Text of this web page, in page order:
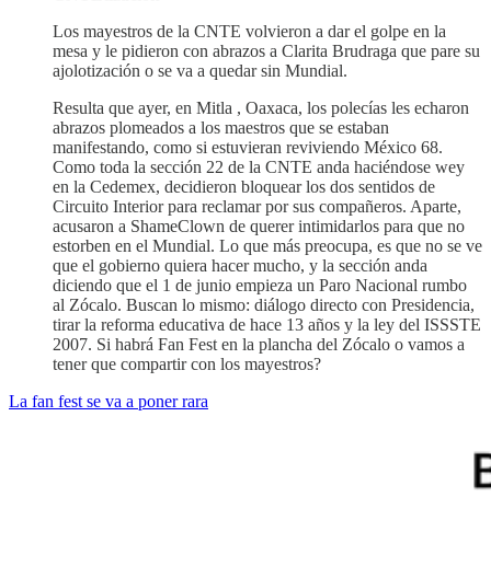
Los mayestros de la CNTE volvieron a dar el golpe en la
mesa y le pidieron con abrazos a Clarita Brudraga que pare su
ajolotización o se va a quedar sin Mundial.
Resulta que ayer, en Mitla , Oaxaca, los polecías les echaron
abrazos plomeados a los maestros que se estaban
manifestando, como si estuvieran reviviendo México 68.
Como toda la sección 22 de la CNTE anda haciéndose wey
en la Cedemex, decidieron bloquear los dos sentidos de
Circuito Interior para reclamar por sus compañeros. Aparte,
acusaron a ShameClown de querer intimidarlos para que no
estorben en el Mundial. Lo que más preocupa, es que no se ve
que el gobierno quiera hacer mucho, y la sección anda
diciendo que el 1 de junio empieza un Paro Nacional rumbo
al Zócalo. Buscan lo mismo: diálogo directo con Presidencia,
tirar la reforma educativa de hace 13 años y la ley del ISSSTE
2007. Si habrá Fan Fest en la plancha del Zócalo o vamos a
tener que compartir con los mayestros?
La fan fest se va a poner rara